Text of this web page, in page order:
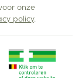
onze
policy.